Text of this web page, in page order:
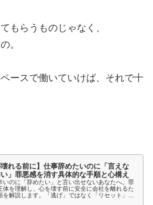
もらうものじゃなく、
。
ースで働いていけば、それで十
壊れる前に】仕事辞めたいのに「言えな
」罪悪感を消す具体的な手順と心構え
いのに「辞めたい」と言い出せないあなたへ。罪
体を理解し、心を壊す前に安全に会社を離れるた
を解説します。「逃げ」ではなく「リセット」で